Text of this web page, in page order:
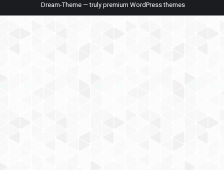
Dream-Theme — truly premium WordPress themes